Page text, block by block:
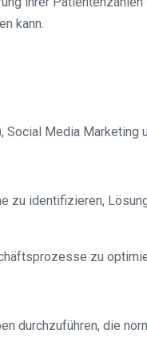
kann.
Media Marketing
zu identifizieren,
zu
durchzuführen, die